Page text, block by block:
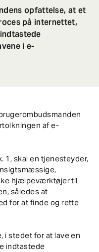
opfattelse, at et
på internettet,
i e-
af e-
1, skal en tjenesteyder,
hjælpeværktøjer til
således at
for at finde og rette
i stedet for at lave en
indtastede